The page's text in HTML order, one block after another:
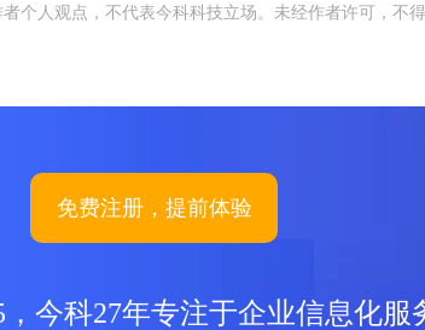
个人观点，不代表今科科技立场。未经作者许可，不
，今科27年专注于企业信息化服
免费注册，提前体验